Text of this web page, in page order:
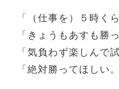
「（仕事を）５時く
「きょうもあすも勝
「気負わず楽しんで
「絶対勝ってほしい